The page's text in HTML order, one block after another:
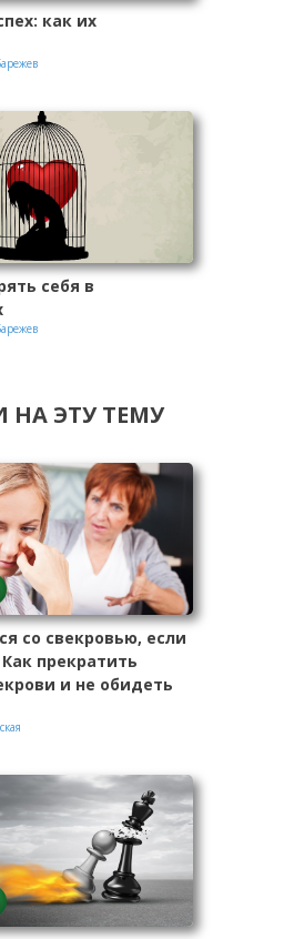
как их
себя в
НА ЭТУ ТЕМУ
со свекровью, если
прекратить
и не обидеть